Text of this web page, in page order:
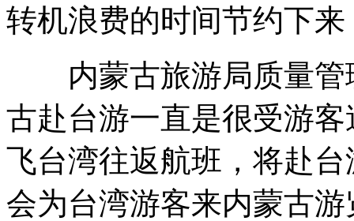
转机浪费的时间节约下
内蒙古旅游局质量管
古赴台游一直是很受游
飞台湾往返航班，将赴
会为台湾游客来内蒙古